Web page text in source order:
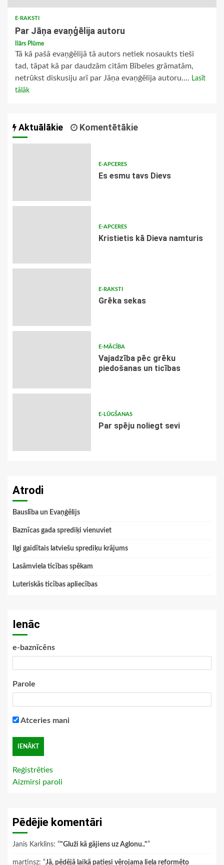
E-RAKSTI
Par Jāņa evaņģēlija autoru
Ilārs Plūme
Tā kā pašā evaņģēlijā tā autors netiek nosaukts tieši
tad, tāpat kā par daudzām citām Bībeles grāmatām,
netrūkst diskusiju arī par Jāņa evaņģēlija autoru.... Lasīt
tālāk
Aktuālākie Komentētākie
E-APCERES
Es esmu tavs Dievs
E-APCERES
Kristietis kā Dieva namturis
E-RAKSTI
Grēka sekas
E-MĀCĪBA
Vajadzība pēc grēku
piedošanas un ticības
E-LŪGŠANAS
Par spēju noliegt sevi
Atrodi
Bauslība un Evaņģēlijs
Baznīcas gada sprediķi vienuviet
Ilgi gaidītais latviešu sprediķu krājums
Lasāmviela ticības spēkam
Luteriskās ticības apliecības
Ienāc
e-baznīcēns
Parole
Atceries mani
Reģistrēties
Aizmirsi paroli
Pēdējie komentāri
Janis Karklins: “"Gluži kā gājiens uz Aglonu.."”
martinsz: “Jā, pēdējā laikā patiesi vērojama liela reformēto